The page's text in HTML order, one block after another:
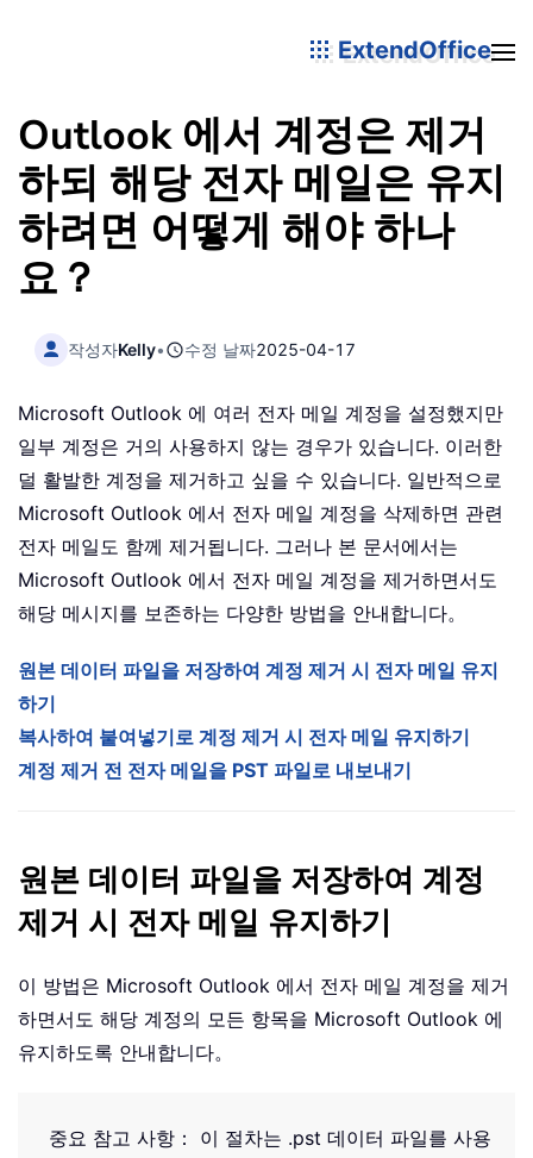
ExtendOffice
Outlook 에서 계정은 제거
하되 해당 전자 메일은 유지
하려면 어떻게 해야 하나
요？
작성자Kelly• 수정 날짜2025-04-17
Microsoft Outlook 에 여러 전자 메일 계정을 설정했지만
일부 계정은 거의 사용하지 않는 경우가 있습니다. 이러한
덜 활발한 계정을 제거하고 싶을 수 있습니다. 일반적으로
Microsoft Outlook 에서 전자 메일 계정을 삭제하면 관련
전자 메일도 함께 제거됩니다. 그러나 본 문서에서는
Microsoft Outlook 에서 전자 메일 계정을 제거하면서도
해당 메시지를 보존하는 다양한 방법을 안내합니다。
원본 데이터 파일을 저장하여 계정 제거 시 전자 메일 유지
하기
복사하여 붙여넣기로 계정 제거 시 전자 메일 유지하기
계정 제거 전 전자 메일을 PST 파일로 내보내기
원본 데이터 파일을 저장하여 계정
제거 시 전자 메일 유지하기
이 방법은 Microsoft Outlook 에서 전자 메일 계정을 제거
하면서도 해당 계정의 모든 항목을 Microsoft Outlook 에
유지하도록 안내합니다。
중요 참고 사항： 이 절차는 .pst 데이터 파일를 사용